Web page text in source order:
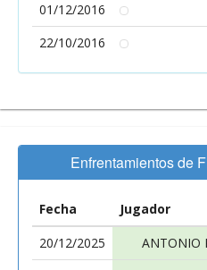
01/12/2016
22/10/2016
Enfrentamientos de
Fecha Jugador
20/12/2025
ANTONIO